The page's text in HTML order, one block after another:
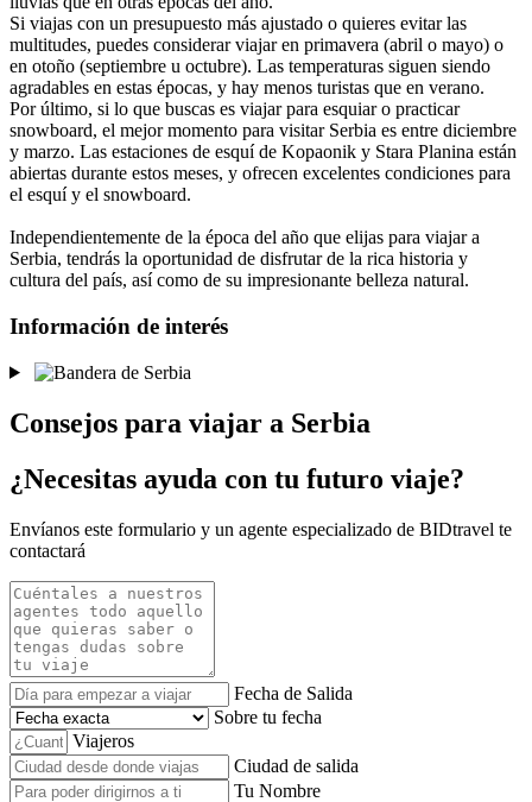
Si viajas con un presupuesto más ajustado o quieres evitar las
multitudes, puedes considerar viajar en primavera (abril o mayo) o
en otoño (septiembre u octubre). Las temperaturas siguen siendo
agradables en estas épocas, y hay menos turistas que en verano.
Por último, si lo que buscas es viajar para esquiar o practicar
snowboard, el mejor momento para visitar Serbia es entre diciembre
y marzo. Las estaciones de esquí de Kopaonik y Stara Planina están
abiertas durante estos meses, y ofrecen excelentes condiciones para
el esquí y el snowboard.
Independientemente de la época del año que elijas para viajar a
Serbia, tendrás la oportunidad de disfrutar de la rica historia y
cultura del país, así como de su impresionante belleza natural.
Información de interés
Consejos para viajar a Serbia
¿Necesitas ayuda con tu futuro viaje?
Envíanos este formulario y un agente especializado de BIDtravel te
contactará
Fecha de Salida
Sobre tu fecha
Viajeros
Ciudad de salida
Tu Nombre